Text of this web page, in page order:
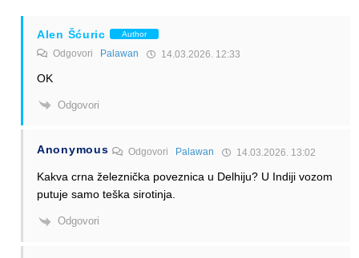
Alen Šćuric Author
Odgovori Palawan 14.03.2026. 12:33
OK
Odgovori
Anonymous Odgovori Palawan 14.03.2026. 13:02
Kakva crna železnička poveznica u Delhiju? U Indiji vozom
putuje samo teška sirotinja.
Odgovori